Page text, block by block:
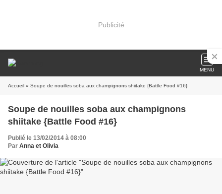
Publicité
MENU
Accueil » Soupe de nouilles soba aux champignons shiitake {Battle Food #16}
Soupe de nouilles soba aux champignons
shiitake {Battle Food #16}
Publié le 13/02/2014 à 08:00
Par Anna et Olivia